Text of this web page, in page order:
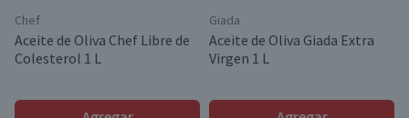
Chef
Aceite de Oliva Chef Libre de
Colesterol 1 L
Giada
Aceite de Oliva Giada Extra
Virgen 1 L